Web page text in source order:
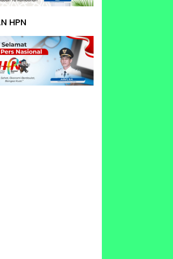
HPN